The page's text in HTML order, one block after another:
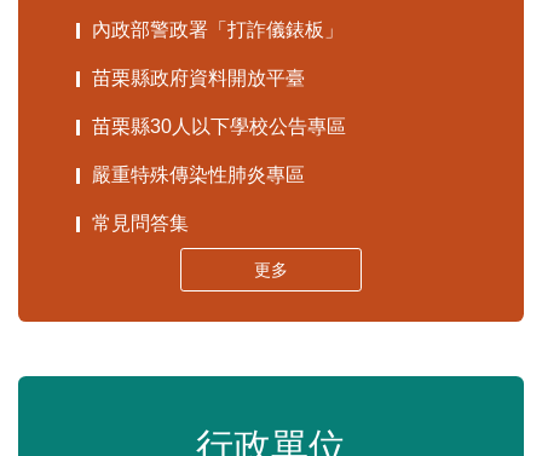
內政部警政署「打詐儀錶板」
苗栗縣政府資料開放平臺
苗栗縣30人以下學校公告專區
嚴重特殊傳染性肺炎專區
常見問答集
更多
行政單位